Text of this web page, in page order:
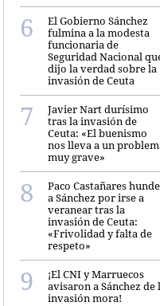
El Gobierno Sánchez
fulmina a la modesta
funcionaria de
Seguridad Nacional
dijo la verdad sobre la
invasión de Ceuta
Javier Nart durísimo
tras la invasión de
Ceuta: «El buenismo
nos lleva a un
muy grave»
Paco Castañares hunde
a Sánchez por irse a
veranear tras la
invasión de Ceuta:
«Frivolidad y falta de
respeto»
¡El CNI y Marruecos
avisaron a Sánchez de
invasión mora!